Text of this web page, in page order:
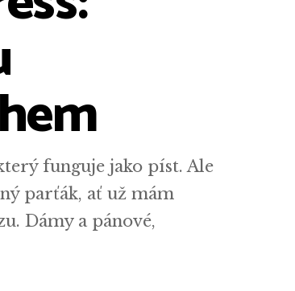
funguje jako píst. Ale
parťák, ať už mám
Dámy a pánové,